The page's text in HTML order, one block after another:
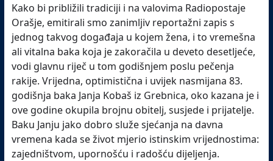
Kako bi približili tradiciji i na valovima Radiopostaje
Orašje, emitirali smo zanimljiv reportažni zapis s
jednog takvog događaja u kojem žena, i to vremešna
ali vitalna baka koja je zakoračila u deveto desetljeće,
vodi glavnu riječ u tom godišnjem poslu pečenja
rakije. Vrijedna, optimistična i uvijek nasmijana 83.
godišnja baka Janja Kobaš iz Grebnica, oko kazana je i
ove godine okupila brojnu obitelj, susjede i prijatelje.
Baku Janju jako dobro služe sjećanja na davna
vremena kada se život mjerio istinskim vrijednostima:
zajedništvom, upornošću i radošću dijeljenja.